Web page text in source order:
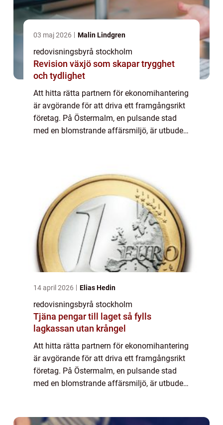
03 maj 2026 Malin Lindgren
redovisningsbyrå stockholm
Revision växjö som skapar trygghet
och tydlighet
Att hitta rätta partnern för ekonomihantering
är avgörande för att driva ett framgångsrikt
företag. På Östermalm, en pulsande stad
med en blomstrande affärsmiljö, är utbudet
14 april 2026 Elias Hedin
redovisningsbyrå stockholm
Tjäna pengar till laget så fylls
lagkassan utan krångel
Att hitta rätta partnern för ekonomihantering
är avgörande för att driva ett framgångsrikt
företag. På Östermalm, en pulsande stad
med en blomstrande affärsmiljö, är utbudet